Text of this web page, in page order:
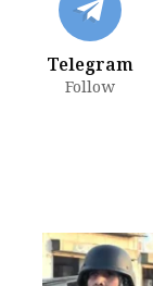
Telegram
Follow